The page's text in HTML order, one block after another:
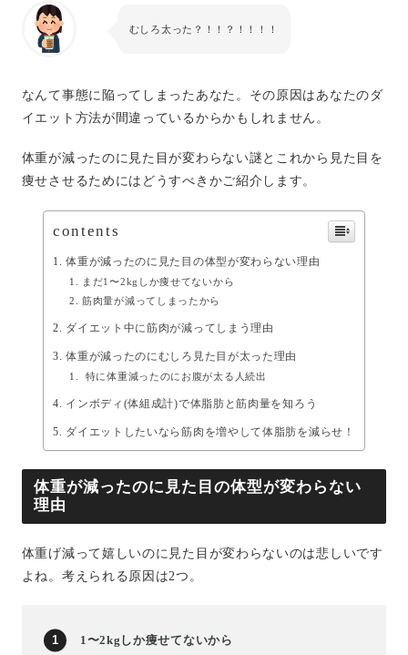
むしろ太った？！！？！！！！
なんて事態に陥ってしまったあなた。その原因はあなたのダ
イエット方法が間違っているからかもしれません。
体重が減ったのに見た目が変わらない謎とこれから見た目を
痩せさせるためにはどうすべきかご紹介します。
contents
体重が減ったのに見た目の体型が変わらない理由
まだ1〜2kgしか痩せてないから
筋肉量が減ってしまったから
ダイエット中に筋肉が減ってしまう理由
体重が減ったのにむしろ見た目が太った理由
特に体重減ったのにお腹が太る人続出
インボディ(体組成計)で体脂肪と筋肉量を知ろう
ダイエットしたいなら筋肉を増やして体脂肪を減らせ！
体重が減ったのに見た目の体型が変わらない
理由
体重げ減って嬉しいのに見た目が変わらないのは悲しいです
よね。考えられる原因は2つ。
1〜2kgしか痩せてないから